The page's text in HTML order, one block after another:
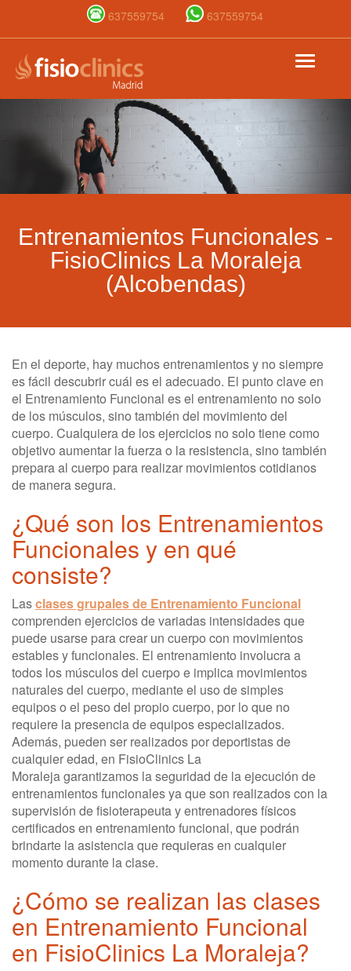
Pasar
contenido
637559754 637559754
Toggle
Entrenamientos Funcionales -
FisioClinics La Moraleja
(Alcobendas)
En el deporte, hay muchos entrenamientos y no siempre
es fácil descubrir cuál es el adecuado. El punto clave en
el Entrenamiento Funcional es el entrenamiento no solo
de los músculos, sino también del movimiento del
cuerpo. Cualquiera de los ejercicios no solo tiene como
objetivo aumentar la fuerza o la resistencia, sino también
prepara al cuerpo para realizar movimientos cotidianos
de manera segura.
¿Qué son los Entrenamientos
Funcionales y en qué
consiste?
Lasclases grupales de Entrenamiento Funcional
comprenden ejercicios de variadas intensidades que
puede usarse para crear un cuerpo con movimientos
estables y funcionales. El entrenamiento involucra a
todos los músculos del cuerpo e implica movimientos
naturales del cuerpo, mediante el uso de simples
equipos o el peso del propio cuerpo, por lo que no
requiere la presencia de equipos especializados.
Además, pueden ser realizados por deportistas de
cualquier edad, en FisioClinics La
Moraleja garantizamos la seguridad de la ejecución de
entrenamientos funcionales ya que son realizados con la
supervisión de fisioterapeuta y entrenadores físicos
certificados en entrenamiento funcional, que podrán
brindarte la asistencia que requieras en cualquier
momento durante la clase.
¿Cómo se realizan las clases
en Entrenamiento Funcional
en FisioClinics La Moraleja?